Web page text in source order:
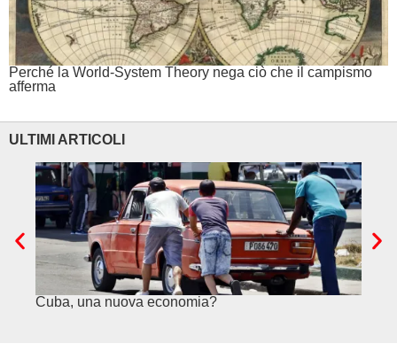
Perché la World-System Theory nega ciò che il campismo
afferma
ULTIMI ARTICOLI
Cuba, una nuova economia?